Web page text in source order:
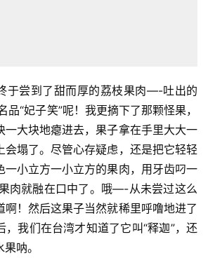
于尝到了甜而厚的荔枝果肉—-吐出的
“妃子笑”呢！我更摘下了那颗怪果，
一大块地瘪进去，果子拿在手里大大一
会塌了。尽管心存疑虑，还是把它轻轻
一小立方一小立方的果肉，用牙齿叼一
肉就融在口中了。哦—-从未尝过这么
啊！然后这果子当然就稀里呼噜地进了
，我们在台湾才知道了它叫“释迦”，还
呐。